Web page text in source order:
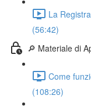
La
(56:42)
🔎 Materiale di
Come
(108:26)